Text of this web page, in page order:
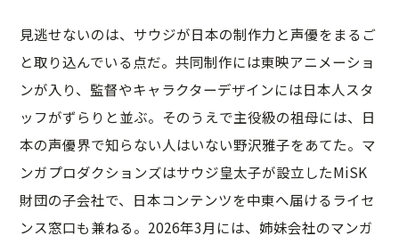
見逃せないのは、サウジが日本の制作力と声優をまるご
と取り込んでいる点だ。共同制作には東映アニメーショ
ンが入り、監督やキャラクターデザインには日本人スタ
ッフがずらりと並ぶ。そのうえで主役級の祖母には、日
本の声優界で知らない人はいない野沢雅子をあてた。マ
ンガプロダクションズはサウジ皇太子が設立したMiSK
財団の子会社で、日本コンテンツを中東へ届けるライセ
ンス窓口も兼ねる。2026年3月には、姉妹会社のマンガ